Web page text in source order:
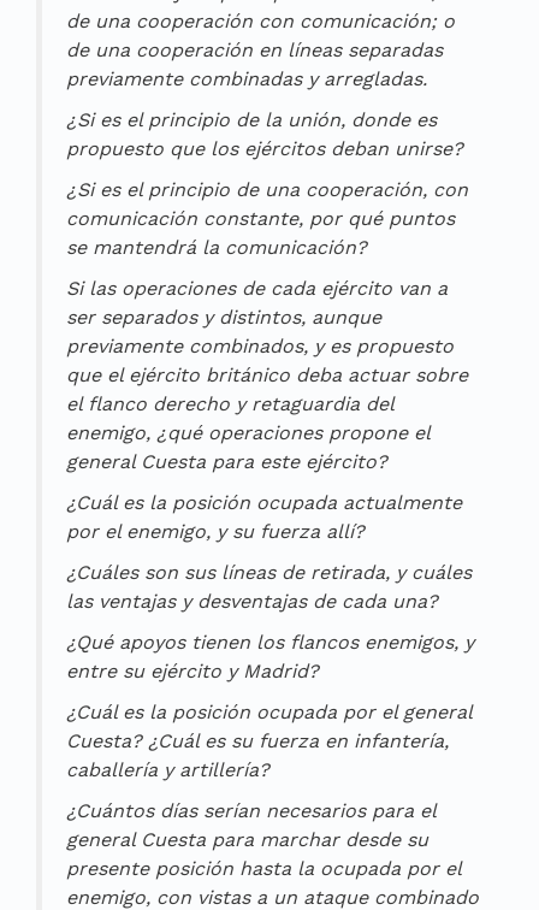
de una cooperación con comunicación; o
de una cooperación en líneas separadas
previamente combinadas y arregladas.
¿Si es el principio de la unión, donde es
propuesto que los ejércitos deban unirse?
¿Si es el principio de una cooperación, con
comunicación constante, por qué puntos
se mantendrá la comunicación?
Si las operaciones de cada ejército van a
ser separados y distintos, aunque
previamente combinados, y es propuesto
que el ejército británico deba actuar sobre
el flanco derecho y retaguardia del
enemigo, ¿qué operaciones propone el
general Cuesta para este ejército?
¿Cuál es la posición ocupada actualmente
por el enemigo, y su fuerza allí?
¿Cuáles son sus líneas de retirada, y cuáles
las ventajas y desventajas de cada una?
¿Qué apoyos tienen los flancos enemigos, y
entre su ejército y Madrid?
¿Cuál es la posición ocupada por el general
Cuesta? ¿Cuál es su fuerza en infantería,
caballería y artillería?
¿Cuántos días serían necesarios para el
general Cuesta para marchar desde su
presente posición hasta la ocupada por el
enemigo, con vistas a un ataque combinado